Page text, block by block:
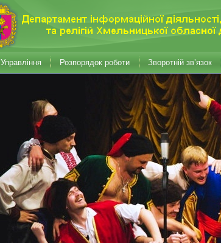
Управління Розпорядок роботи Зворотній зв’язок